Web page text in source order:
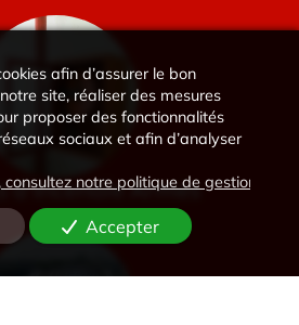
d'Incendie Armés
afin d’assurer le bon
site, réaliser des mesures
proposer des fonctionnalités
sociaux et afin d’analyser
consultez notre politique de gestion des
Accepter